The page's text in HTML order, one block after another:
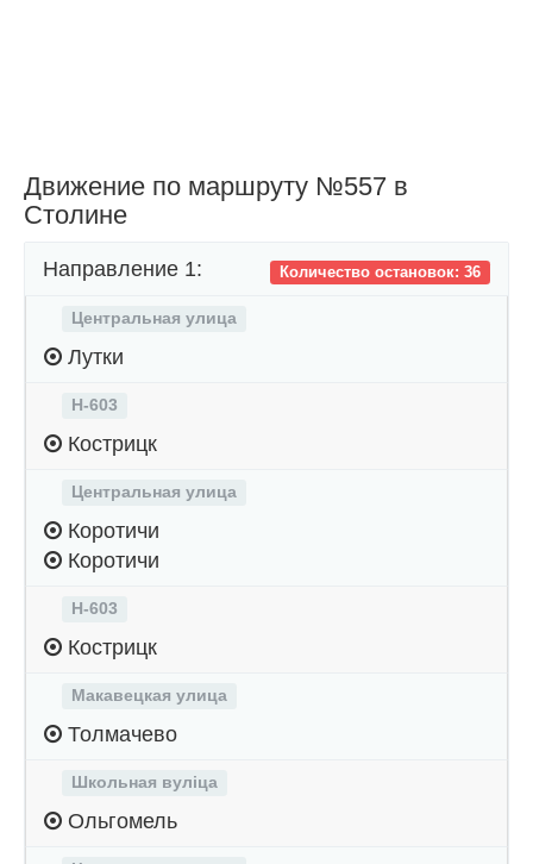
Движение по маршруту №557 в
Столине
Количество остановок: 36
Направление 1:
Центральная улица
Лутки
Н-603
Кострицк
Центральная улица
Коротичи
Коротичи
Н-603
Кострицк
Макавецкая улица
Толмачево
Школьная вуліца
Ольгомель